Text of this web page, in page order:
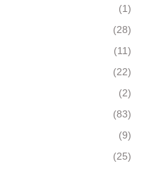
(1)
(28)
(11)
(22)
(2)
(83)
(9)
(25)